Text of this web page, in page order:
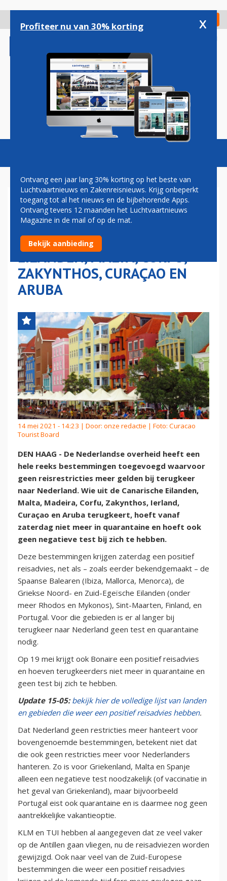
gaan
Check in
Magazine Podcasts Vacatures
NEDERLANDERS KUNNEN
OOK WEER OP VAKANTIE
NAAR CANARISCHE
EILANDEN, MALTA, CORFU,
ZAKYNTHOS, CURAÇAO EN
ARUBA
14 mei 2021 - 14:23 | Door: onze redactie | Foto: Curacao
Tourist Board
DEN HAAG - De Nederlandse overheid heeft een
hele reeks bestemmingen toegevoegd waarvoor
geen reisrestricties meer gelden bij terugkeer
naar Nederland. Wie uit de Canarische Eilanden,
Malta, Madeira, Corfu, Zakynthos, Ierland,
Curaçao en Aruba terugkeert, hoeft vanaf
zaterdag niet meer in quarantaine en hoeft ook
geen negatieve test bij zich te hebben.
Deze bestemmingen krijgen zaterdag een positief
reisadvies, net als – zoals eerder bekendgemaakt – de
Spaanse Balearen (Ibiza, Mallorca, Menorca), de
Griekse Noord- en Zuid-Egeïsche Eilanden (onder
meer Rhodos en Mykonos), Sint-Maarten, Finland, en
Portugal. Voor die gebieden is er al langer bij
terugkeer naar Nederland geen test en quarantaine
nodig.
Op 19 mei krijgt ook Bonaire een positief reisadvies
en hoeven terugkeerders niet meer in quarantaine en
geen test bij zich te hebben.
Update 15-05: bekijk hier de volledige lijst van landen
en gebieden die weer een positief reisadvies hebben.
Dat Nederland geen restricties meer hanteert voor
bovengenoemde bestemmingen, betekent niet dat
die ook geen restricties meer voor Nederlanders
hanteren. Zo is voor Griekenland, Malta en Spanje
alleen een negatieve test noodzakelijk (of vaccinatie in
het geval van Griekenland), maar bijvoorbeeld
Portugal eist ook quarantaine en is daarmee nog geen
aantrekkelijke vakantieoptie.
KLM en TUI hebben al aangegeven dat ze veel vaker
op de Antillen gaan vliegen, nu de reisadviezen worden
gewijzigd. Ook naar veel van de Zuid-Europese
bestemmingen die weer een positief reisadvies
Profiteer nu van 30% korting x
Ontvang een jaar lang 30% korting op het beste van
Luchtvaartnieuws en Zakenreisnieuws. Krijg onbeperkt
toegang tot al het nieuws en de bijbehorende Apps.
Ontvang tevens 12 maanden het Luchtvaartnieuws
Magazine in de mail of op de mat.
Bekijk aanbieding